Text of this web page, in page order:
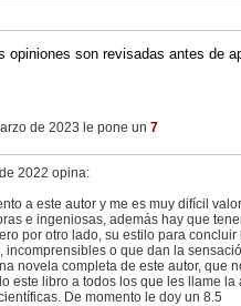
opiniones son revisadas antes de
de 2023 le pone un 7
2022 opina:
a este autor y me es muy difícil
e ingeniosas, además hay que
por otro lado, su estilo para
incomprensibles o que dan la
novela completa de este autor, que
este libro a todos los que les llame
De momento le doy un 8.5